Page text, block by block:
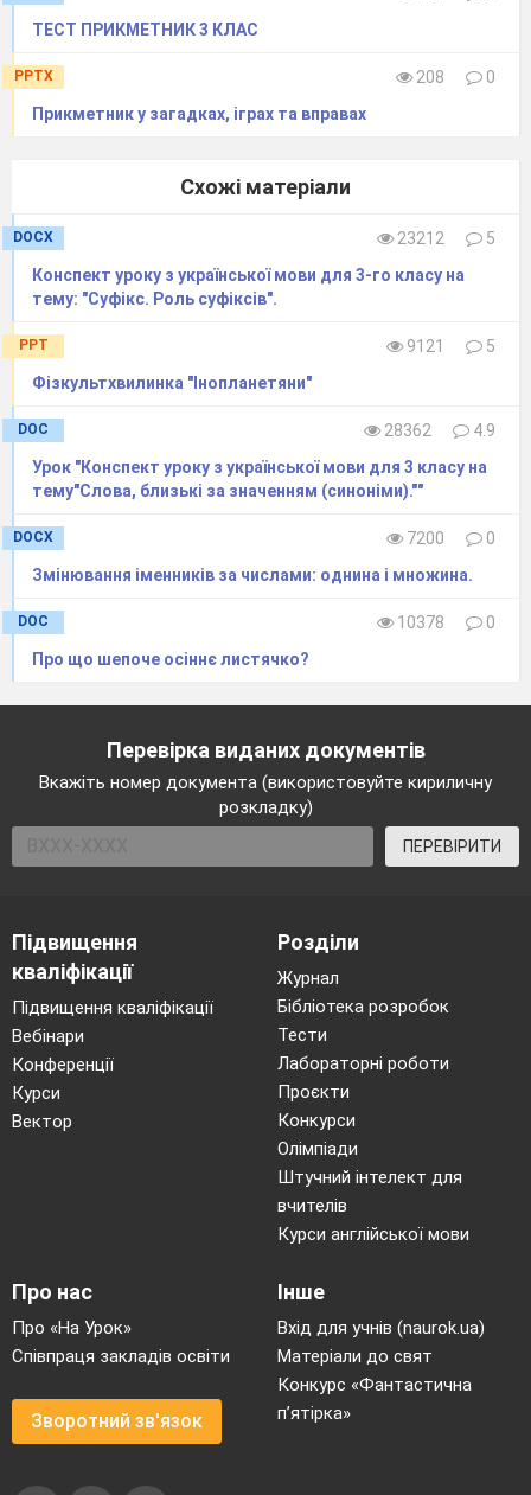
ТЕСТ ПРИКМЕТНИК 3 КЛАС
PPTX 208
0
Прикметник у загадках, іграх та вправах
Схожі матеріали
DOCX 23212
5
Конспект уроку з української мови для 3-го класу на
тему: "Суфікс. Роль суфіксів".
PPT 9121
5
Фізкультхвилинка "Інопланетяни"
DOC 28362
4.9
Урок "Конспект уроку з української мови для 3 класу на
тему"Слова, близькі за значенням (синоніми).""
DOCX 7200
0
Змінювання іменників за числами: однина і множина.
DOC 10378
0
Про що шепоче осіннє листячко?
Перевірка виданих документів
Вкажіть номер документа (використовуйте кириличну
розкладку)
ПЕРЕВІРИТИ
Підвищення
кваліфікації
Підвищення кваліфікації
Вебінари
Конференції
Курси
Вектор
Розділи
Журнал
Бібліотека розробок
Тести
Лабораторні роботи
Проєкти
Конкурси
Олімпіади
Штучний інтелект для
вчителів
Курси англійської мови
Про нас
Про «На Урок»
Співпраця закладів освіти
Зворотний зв'язок
Інше
Вхід для учнів (naurok.ua)
Матеріали до свят
Конкурс «Фантастична
п’ятірка»